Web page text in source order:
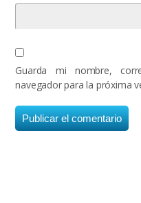
Guarda mi nombre,
navegador para la próxima